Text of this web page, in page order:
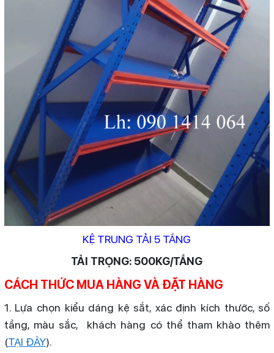
KỆ TRUNG TẢI 5 TẦNG
TẢI TRỌNG: 500KG/TẦNG
CÁCH THỨC MUA HÀNG VÀ ĐẶT HÀNG
1. Lựa chọn kiểu dáng kệ sắt, xác định kích thước, số
tầng, màu sắc, khách hàng có thể tham khào thêm
(TẠI ĐÂY).